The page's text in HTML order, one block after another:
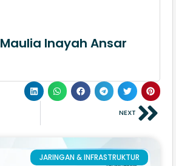
Maulia Inayah Ansar
NEXT
JARINGAN & INFRASTRUKTUR